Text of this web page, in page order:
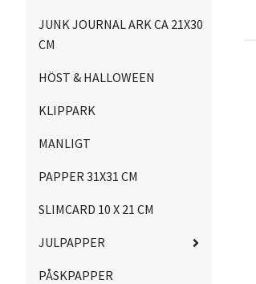
JUNK JOURNAL ARK CA 21X30
CM
HÖST & HALLOWEEN
KLIPPARK
MANLIGT
PAPPER 31X31 CM
SLIMCARD 10 X 21 CM
JULPAPPER
PÅSKPAPPER